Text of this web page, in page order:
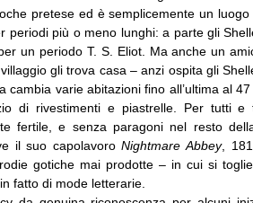
pretese ed è semplicemente un
periodi più o meno lunghi: a parte gli
un periodo T. S. Eliot. Ma anche un
gli trova casa – anzi ospita gli
cambia varie abitazioni fino all’ultima al
di rivestimenti e piastrelle. Per tutti
fertile, e senza paragoni nel resto
il suo capolavoroNightmare Abbey,
gotiche mai prodotte – in cui si
fatto di mode letterarie.